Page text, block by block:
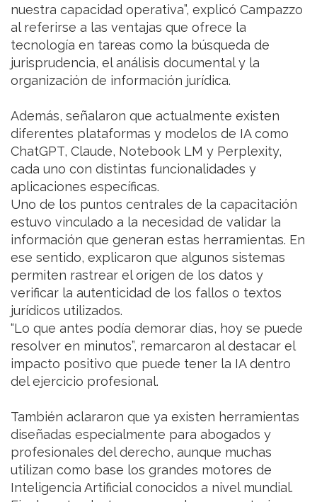
nuestra capacidad operativa”, explicó Campazzo
al referirse a las ventajas que ofrece la
tecnología en tareas como la búsqueda de
jurisprudencia, el análisis documental y la
organización de información jurídica.
Además, señalaron que actualmente existen
diferentes plataformas y modelos de IA como
ChatGPT, Claude, Notebook LM y Perplexity,
cada uno con distintas funcionalidades y
aplicaciones específicas.
Uno de los puntos centrales de la capacitación
estuvo vinculado a la necesidad de validar la
información que generan estas herramientas. En
ese sentido, explicaron que algunos sistemas
permiten rastrear el origen de los datos y
verificar la autenticidad de los fallos o textos
jurídicos utilizados.
“Lo que antes podía demorar días, hoy se puede
resolver en minutos”, remarcaron al destacar el
impacto positivo que puede tener la IA dentro
del ejercicio profesional.
También aclararon que ya existen herramientas
diseñadas especialmente para abogados y
profesionales del derecho, aunque muchas
utilizan como base los grandes motores de
Inteligencia Artificial conocidos a nivel mundial.